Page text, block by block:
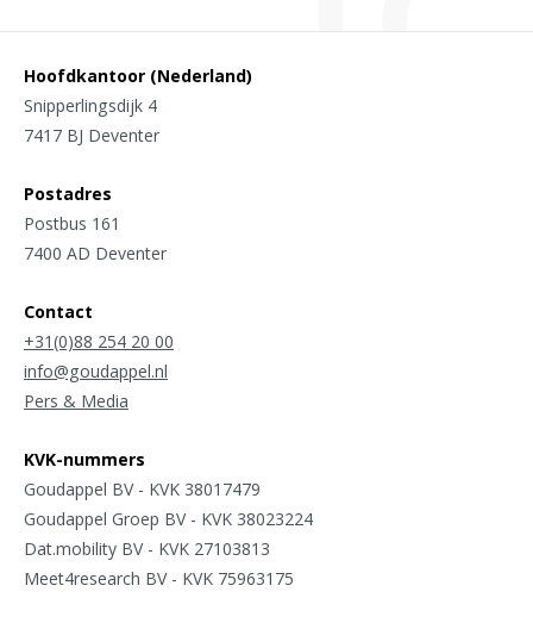
Hoofdkantoor (Nederland)
Snipperlingsdijk 4
7417 BJ Deventer
Postadres
Postbus 161
7400 AD Deventer
Contact
+31(0)88 254 20 00
info@goudappel.nl
Pers & Media
KVK-nummers
Goudappel BV - KVK 38017479
Goudappel Groep BV - KVK 38023224
Dat.mobility BV - KVK 27103813
Meet4research BV - KVK 75963175